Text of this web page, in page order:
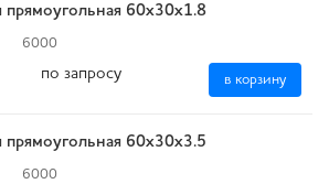
прямоугольная 60х30х1.8
6000
по запросу в корзину
прямоугольная 60х30х3.5
6000